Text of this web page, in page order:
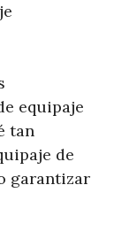
equipaje
tan
de
garantizar